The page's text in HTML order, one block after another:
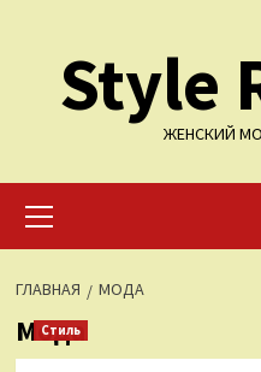
содержимомуStyle
ЖЕНСКИЙ
меню
ГЛАВНАЯ МОДА
Мода
Стиль